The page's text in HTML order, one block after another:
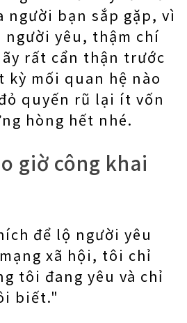
người bạn sắp gặp, vì
người yêu, thậm chí
rất cẩn thận trước
kỳ mối quan hệ nào
quyến rũ lại ít vốn
hòng hết nhé.
giờ công khai
để lộ người yêu
xã hội, tôi chỉ
tôi đang yêu và chỉ
biết."